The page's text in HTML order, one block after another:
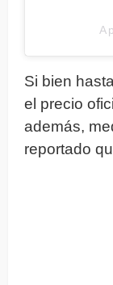
A
Si bien
el precio
además,
reportado